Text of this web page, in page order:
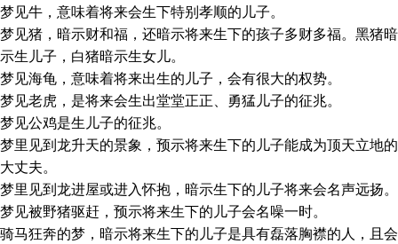
梦见牛，意味着将来会生下特别孝顺的儿子。
梦见猪，暗示财和福，还暗示将来生下的孩子多财多福。黑猪暗
示生儿子，白猪暗示生女儿。
梦见海龟，意味着将来出生的儿子，会有很大的权势。
梦见老虎，是将来会生出堂堂正正、勇猛儿子的征兆。
梦见公鸡是生儿子的征兆。
梦里见到龙升天的景象，预示将来生下的儿子能成为顶天立地的
大丈夫。
梦里见到龙进屋或进入怀抱，暗示生下的儿子将来会名声远扬。
梦见被野猪驱赶，预示将来生下的儿子会名噪一时。
骑马狂奔的梦，暗示将来生下的儿子是具有磊落胸襟的人，且会